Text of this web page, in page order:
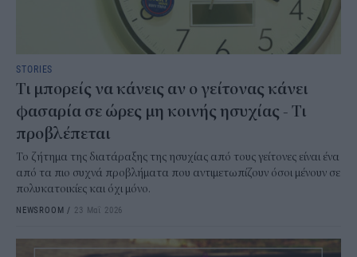
STORIES
Τι μπορείς να κάνεις αν ο γείτονας κάνει
φασαρία σε ώρες μη κοινής ησυχίας - Τι
προβλέπεται
Το ζήτημα της διατάραξης της ησυχίας από τους γείτονες είναι ένα
από τα πιο συχνά προβλήματα που αντιμετωπίζουν όσοι μένουν σε
πολυκατοικίες και όχι μόνο.
NEWSROOM / 23 Μαΐ 2026